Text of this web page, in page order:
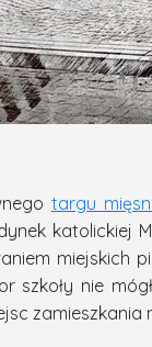
targu
katolickiej
miejskich
szkoły nie
zamieszkania